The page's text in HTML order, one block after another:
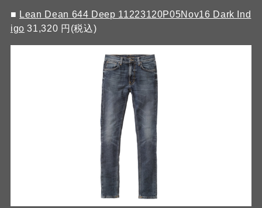
■ Lean Dean 644 Deep 11223120P05Nov16 Dark Ind
igo 31,320 円(税込)